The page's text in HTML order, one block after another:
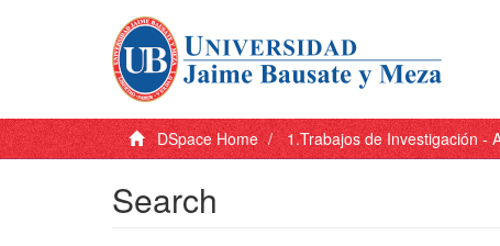
DSpace Home 1.Trabajos de Investigación -
Search